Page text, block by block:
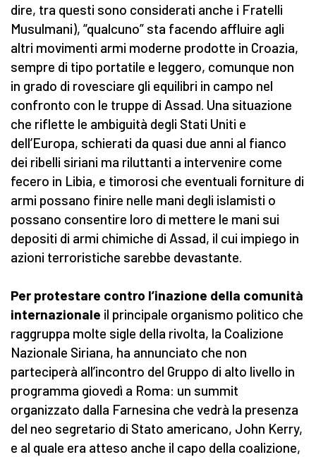
dire, tra questi sono considerati anche i Fratelli
Musulmani), “qualcuno” sta facendo affluire agli
altri movimenti armi moderne prodotte in Croazia,
sempre di tipo portatile e leggero, comunque non
in grado di rovesciare gli equilibri in campo nel
confronto con le truppe di Assad. Una situazione
che riflette le ambiguità degli Stati Uniti e
dell’Europa, schierati da quasi due anni al fianco
dei ribelli siriani ma riluttanti a intervenire come
fecero in Libia, e timorosi che eventuali forniture di
armi possano finire nelle mani degli islamisti o
possano consentire loro di mettere le mani sui
depositi di armi chimiche di Assad, il cui impiego in
azioni terroristiche sarebbe devastante.
Per protestare contro l’inazione della comunità
internazionale il principale organismo politico che
raggruppa molte sigle della rivolta, la Coalizione
Nazionale Siriana, ha annunciato che non
parteciperà all’incontro del Gruppo di alto livello in
programma giovedì a Roma: un summit
organizzato dalla Farnesina che vedrà la presenza
del neo segretario di Stato americano, John Kerry,
e al quale era atteso anche il capo della coalizione,